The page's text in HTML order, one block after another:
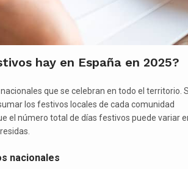
hay en España en 2025?
que se celebran en todo el territorio.
los festivos locales de cada comunidad
el número total de días festivos puede variar
nacionales